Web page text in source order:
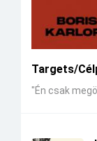
Targets/
"Én csak